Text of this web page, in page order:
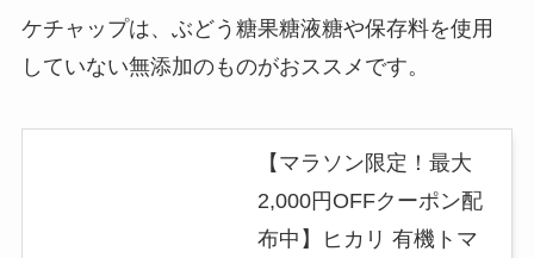
ケチャップは、ぶどう糖果糖液糖や保存料を使用
していない無添加のものがおススメです。
【マラソン限定！最大
2,000円OFFクーポン配
布中】ヒカリ 有機トマ